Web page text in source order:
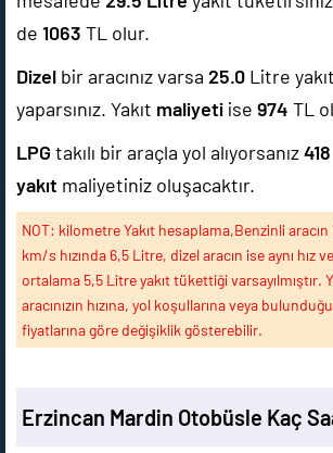
de 1063 TL olur.
Dizel bir aracınız varsa 25.0 Litre
yaparsınız. Yakıt maliyeti ise 974 TL
LPG takılı bir araçla yol alıyorsanız418
yakıt maliyetiniz oluşacaktır.
NOT: kilometre Yakıt hesaplama,Benzinli
km/s hızında 6,5 Litre, dizel aracın ise aynı hız
ortalama 5,5 Litre yakıt tükettiği varsayılmıştır.
aracınızın hızına, yol koşullarına veya
fiyatlarına göre değişiklik gösterebilir.
Erzincan Mardin Otobüsle Kaç